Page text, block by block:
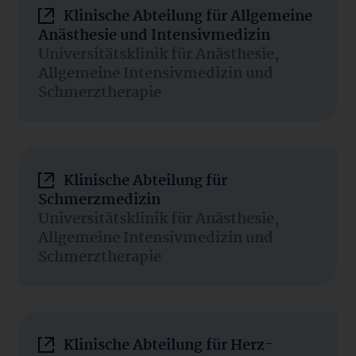
Klinische Abteilung für Allgemeine
Anästhesie und Intensivmedizin
Universitätsklinik für Anästhesie,
Allgemeine Intensivmedizin und
Schmerztherapie
Klinische Abteilung für
Schmerzmedizin
Universitätsklinik für Anästhesie,
Allgemeine Intensivmedizin und
Schmerztherapie
Klinische Abteilung für Herz-